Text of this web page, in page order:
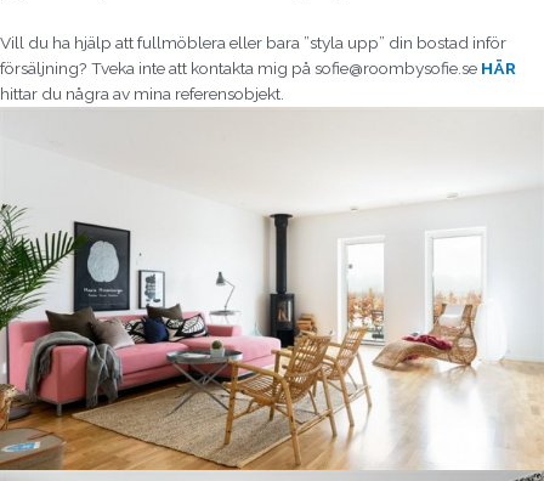
Vill du ha hjälp att fullmöblera eller bara ”styla upp” din bostad inför
försäljning? Tveka inte att kontakta mig på sofie@roombysofie.se HÄR
hittar du några av mina referensobjekt.